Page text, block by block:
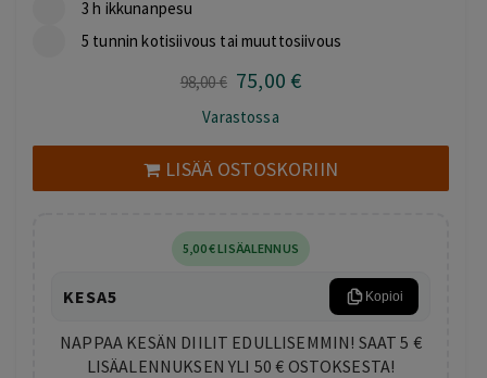
3 h ikkunanpesu
5 tunnin kotisiivous tai muuttosiivous
98,00€ Alkuperäinen
oli:
98,00 €.
75,00 €Nykyinen
75,00 €.
Varastossa
LISÄÄ OSTOSKORIIN
5 ,00€LISÄALENNUS
KESA5 Kopioi
NAPPAA KESÄN DIILIT EDULLISEMMIN! SAAT 5 €
LISÄALENNUKSEN YLI 50 € OSTOKSESTA!